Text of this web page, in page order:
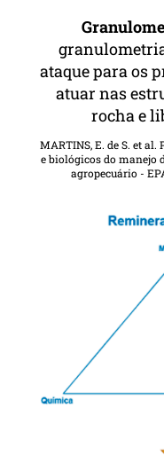
ataque para os
atuar nas
rocha e
MARTINS, E. de S. et
e biológicos do manejo
agropecuário -